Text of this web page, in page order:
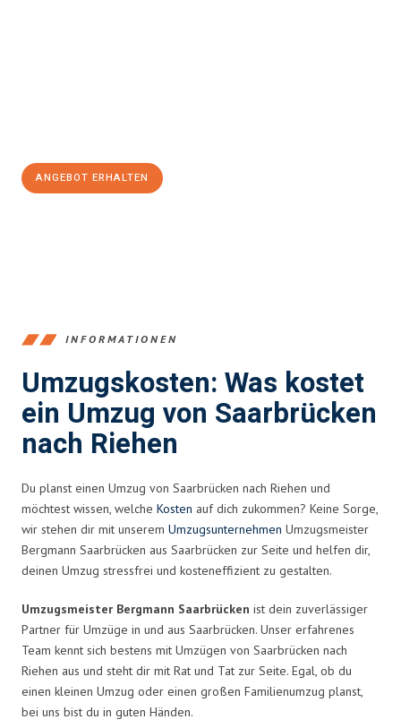
ANGEBOT ERHALTEN
INFORMATIONEN
Umzugskosten: Was kostet
ein Umzug von Saarbrücken
nach Riehen
Du planst einen Umzug von Saarbrücken nach Riehen und
möchtest wissen, welche Kosten auf dich zukommen? Keine Sorge,
wir stehen dir mit unserem Umzugsunternehmen Umzugsmeister
Bergmann Saarbrücken aus Saarbrücken zur Seite und helfen dir,
deinen Umzug stressfrei und kosteneffizient zu gestalten.
Umzugsmeister Bergmann Saarbrücken ist dein zuverlässiger
Partner für Umzüge in und aus Saarbrücken. Unser erfahrenes
Team kennt sich bestens mit Umzügen von Saarbrücken nach
Riehen aus und steht dir mit Rat und Tat zur Seite. Egal, ob du
einen kleinen Umzug oder einen großen Familienumzug planst,
bei uns bist du in guten Händen.